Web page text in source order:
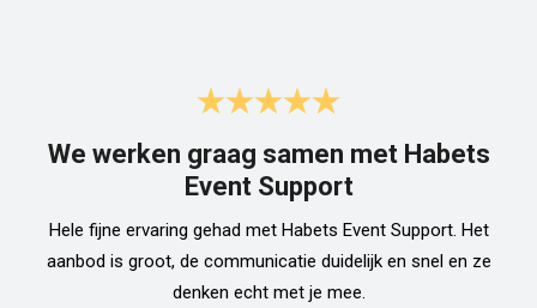
We werken graag samen met Habets
Event Support
Hele fijne ervaring gehad met Habets Event Support. Het
aanbod is groot, de communicatie duidelijk en snel en ze
denken echt met je mee.